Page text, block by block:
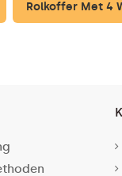
Rolkoffer Met 4